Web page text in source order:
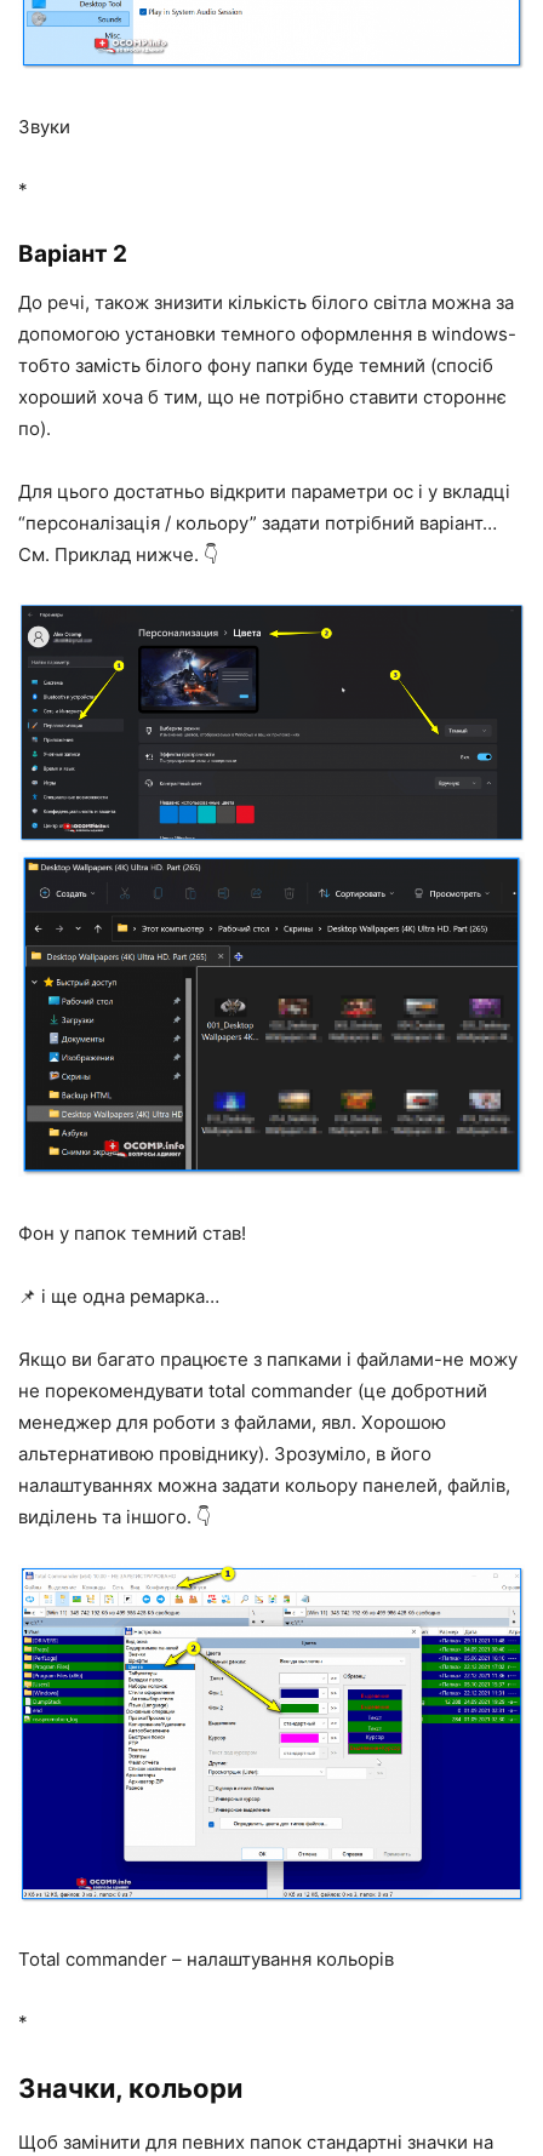
Звуки
*
Варіант 2
До речі, також знизити кількість білого світла можна за
допомогою установки темного оформлення в windows-
тобто замість білого фону папки буде темний (спосіб
хороший хоча б тим, що не потрібно ставити стороннє
по).
Для цього достатньо відкрити параметри ос і у вкладці
“персоналізація / кольору” задати потрібний варіант…
См. Приклад нижче. 👇
Фон у папок темний став!
📌 і ще одна ремарка…
Якщо ви багато працюєте з папками і файлами-не можу
не порекомендувати total commander (це добротний
менеджер для роботи з файлами, явл. Хорошою
альтернативою провіднику). Зрозуміло, в його
налаштуваннях можна задати кольору панелей, файлів,
виділень та іншого. 👇
Total commander – налаштування кольорів
*
Значки, кольори
Щоб замінити для певних папок стандартні значки на